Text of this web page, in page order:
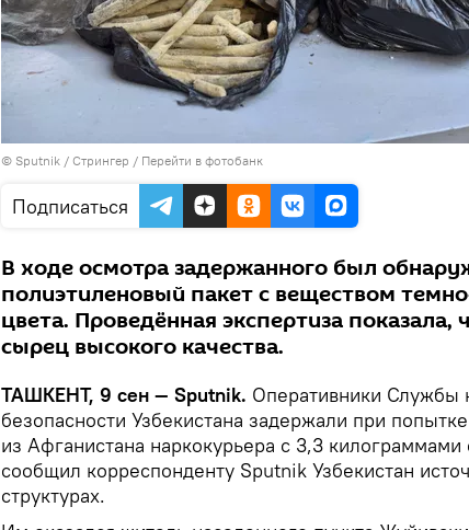
© Sputnik / Стрингер / Перейти в фотобанк
Подписаться
В ходе осмотра задержанного был
полиэтиленовый пакет с веществом
цвета. Проведённая экспертиза показала,
сырец высокого качества.
ТАШКЕНТ, 9 сен — Sputnik. Оперативники Службы
безопасности Узбекистана задержали при
из Афганистана наркокурьера с 3,3
сообщил корреспонденту Sputnik Узбекистан
структурах.